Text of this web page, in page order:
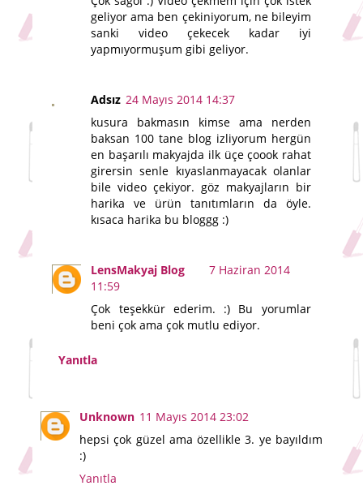
geliyor ama ben çekiniyorum, ne bileyim
sanki video çekecek kadar iyi
yapmıyormuşum gibi geliyor.
Adsız 24 Mayıs 2014 14:37
kusura bakmasın kimse ama nerden
baksan 100 tane blog izliyorum hergün
en başarılı makyajda ilk üçe çoook rahat
girersin senle kıyaslanmayacak olanlar
bile video çekiyor. göz makyajların bir
harika ve ürün tanıtımların da öyle.
kısaca harika bu bloggg :)
LensMakyaj Blog
7 Haziran 2014
11:59
Çok teşekkür ederim. :) Bu yorumlar
beni çok ama çok mutlu ediyor.
Yanıtla
Unknown 11 Mayıs 2014 23:02
hepsi çok güzel ama özellikle 3. ye bayıldım
:)
Yanıtla